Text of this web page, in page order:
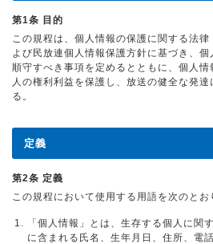
第1条 目的
この規程は、個人情報の保護に関する法
よび民放連個人情報保護方針に基づき、
順守すべき事項を定めるとともに、個人
人の権利利益を保護し、放送の健全な発
る。
定義
第2条 定義
この規程において使用する用語を次のとお
「個人情報」とは、生存する個人に関
に含まれる氏名、生年月日、住所、電